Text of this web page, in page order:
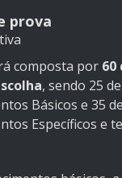
prova
composta por 60
, sendo 25 de
Básicos e 35
Específicos e